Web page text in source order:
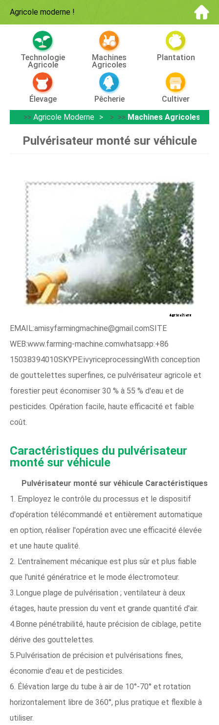
Agricole moderne !
Technologie
Agricole
Machines
Agricoles
Plantation
Élevage Pêcherie
Cultiver
>> Agricole Moderne > >> Machines Agricoles
Pulvérisateur monté sur véhicule
EMAIL:amisyfarmingmachine@gmail.comSITE
WEB:www.farming-machine.comwhatsapp:+86
15038394010SKYPE:ivyriceprocessingWith conception
de gouttelettes superfines, ce pulvérisateur agricole et
forestier peut économiser 30 % à 55 % d'eau et de
pesticides. Opération facile, haute efficacité et faible
coût.
Caractéristiques du pulvérisateur
monté sur véhicule
Pulvérisateur monté sur véhicule Caractéristiques
1. Employez le contrôle du processus et le dispositif
d'opération télécommandé et entièrement automatique
en option, réaliser l'opération avec une efficacité élevée
et une haute qualité.
2. L'entraînement mécanique est plus sûr et plus fiable
que l'unité génératrice et le mode électromoteur.
3.Longue plage de pulvérisation ; ventilateur à deux
étages, haute pression du vent et grande quantité d'air.
4.Bonne pénétrabilité, haute précision de ciblage, petite
dérive des gouttelettes.
5.Pulvérisation de précision et pulvérisations fines,
économie d'eau et de pesticides.
6. Élévation large du tube à air de 10°-70° et rotation
horizontalement libre de 360°, plus pratique et flexible à
utiliser.